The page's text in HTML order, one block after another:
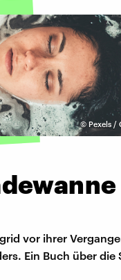
© Pexels /
vor ihrer
Ein Buch über die